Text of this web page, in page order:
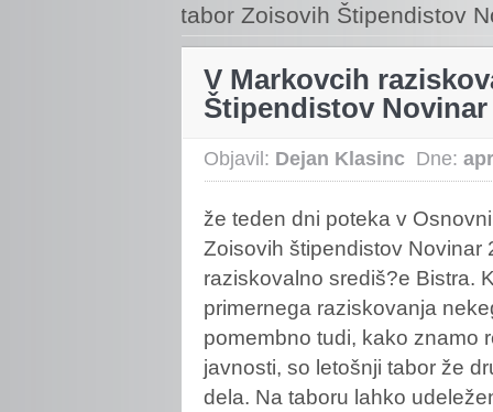
tabor Zoisovih Štipendistov
V Markovcih
Štipendistov Novinar
Objavil: Dejan Klasinc Dne:
žeteden dni poteka v
Zoisovih štipendistov
raziskovalno središ?e Bistra.
primernega raziskovanja
pomembno tudi, kako znamo
javnosti, so letošnji tabor že
dela. Na taboru lahko